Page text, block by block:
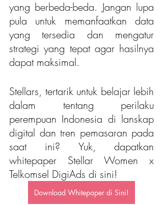
yang berbeda-beda. Jangan lupa
pula untuk memanfaatkan data
yang tersedia dan mengatur
strategi yang tepat agar hasilnya
dapat maksimal.
Stellars, tertarik untuk belajar lebih
dalam tentang perilaku
perempuan Indonesia di lanskap
digital dan tren pemasaran pada
saat ini? Yuk, dapatkan
whitepaper Stellar Women x
Telkomsel DigiAds di sini!
Download Whitepaper di Sini!